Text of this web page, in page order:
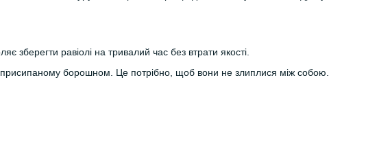
зберегти равіолі на тривалий час без втрати якості.
борошном. Це потрібно, щоб вони не злиплися між собою.